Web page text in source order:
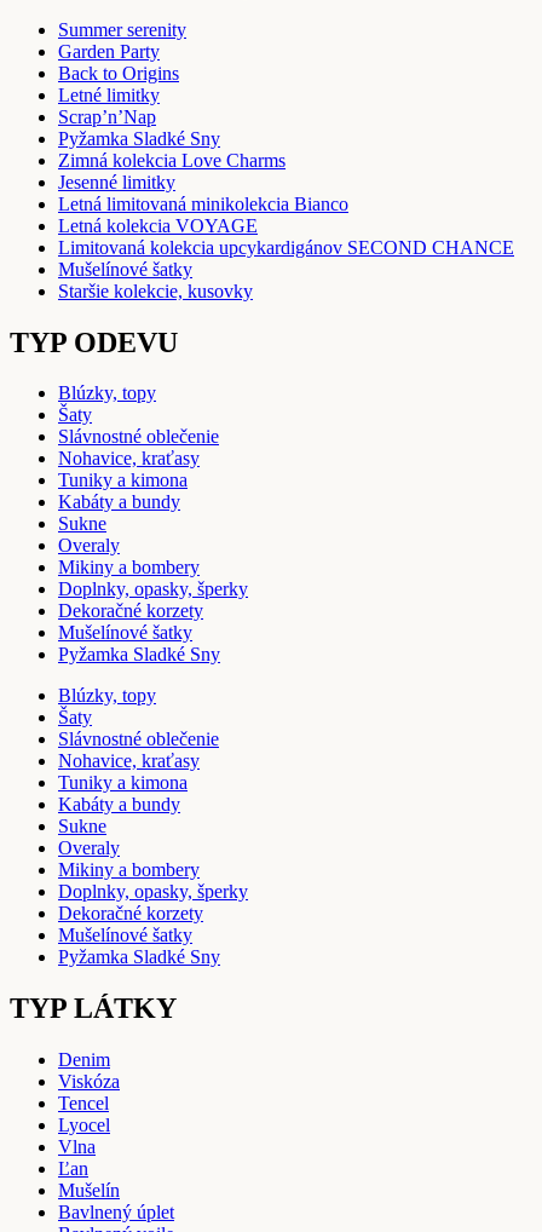
Summer serenity
Garden Party
Back to Origins
Letné limitky
Scrap’n’Nap
Pyžamka Sladké Sny
Zimná kolekcia Love Charms
Jesenné limitky
Letná limitovaná minikolekcia Bianco
Letná kolekcia VOYAGE
Limitovaná kolekcia upcykardigánov SECOND CHANCE
Mušelínové šatky
Staršie kolekcie, kusovky
TYP ODEVU
Blúzky, topy
Šaty
Slávnostné oblečenie
Nohavice, kraťasy
Tuniky a kimona
Kabáty a bundy
Sukne
Overaly
Mikiny a bombery
Doplnky, opasky, šperky
Dekoračné korzety
Mušelínové šatky
Pyžamka Sladké Sny
Blúzky, topy
Šaty
Slávnostné oblečenie
Nohavice, kraťasy
Tuniky a kimona
Kabáty a bundy
Sukne
Overaly
Mikiny a bombery
Doplnky, opasky, šperky
Dekoračné korzety
Mušelínové šatky
Pyžamka Sladké Sny
TYP LÁTKY
Denim
Viskóza
Tencel
Lyocel
Vlna
Ľan
Mušelín
Bavlnený úplet